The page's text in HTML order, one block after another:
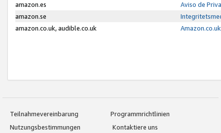
amazon.es
Aviso de
amazon.se
amazon.co.uk, audible.co.uk
Teilnahmevereinbarung
Programmrichtlinien
Nutzungsbestimmungen
Kontaktiere uns